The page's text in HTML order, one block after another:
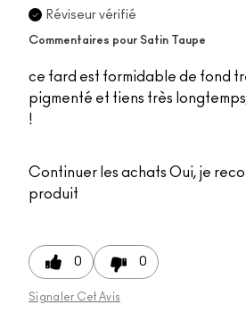
Réviseur vérifié
Commentaires pour Satin Taupe
ce fard est formidable de fond
pigmenté et tiens très
!
Continuer les achats Oui, je
produit
0 0
Signaler Cet Avis